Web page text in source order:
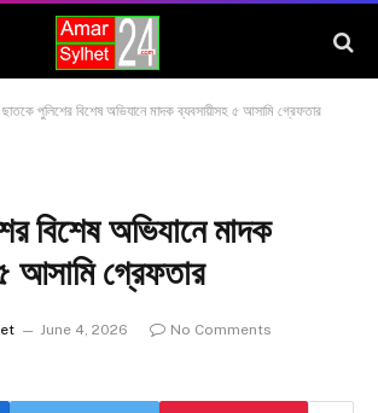
ছাতকে পুলিশের বিশেষ অভিযানে মাদক ব্যবসায়ীসহ ৫ আসামি গ্রেফতার
বিশেষ অভিযানে মাদক
আসামি গ্রেফতার
June 4, 2026
No Comments